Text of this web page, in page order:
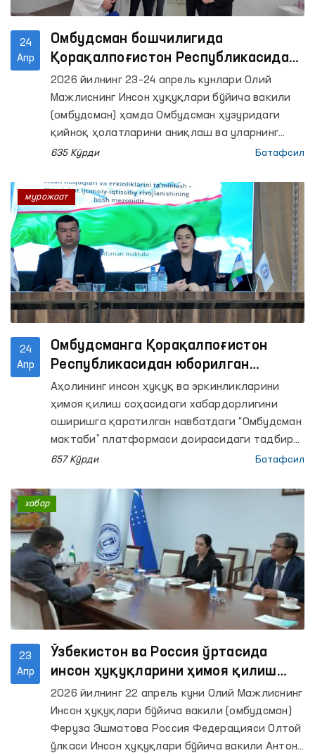
24
Апр
Омбудсман бошчилигида
Қорақалпоғистон Республикасидаги
қатор ёпиқ муассасаларга
мониторинг ташрифлари амалга
оширилди
2026 йилнинг 23–24 апрель кунлари Олий
Мажлиснинг Инсон ҳуқуқлари бўйича вакили
(омбудсман) ҳамда Омбудсман ҳузуридаги
қийноқ ҳолатларини аниқлаш ва уларнинг
олдини олиш бўйича жамоатчилик гуруҳлари
Республикасидаги қатор ҳаракатланиш
эркинлиги чекланган шахслар сақланадиган
ёпиқ муассасаларга мониторинг ташрифлари
амалга оширилди. Жараёнларда оммавий
ахборот воситалари вакиллари ҳам иштирок
этди.
635 Кўрди Батафсил
24
Апр
Омбудсманга Қорақалпоғистон
Республикасидан юборилган
мурожаатларда қандай масалалар
кўтарилган?
Аҳолининг инсон ҳуқуқ ва эркинликларини
ҳимоя қилиш соҳасидаги хабардорлигини
оширишга қаратилган навбатдаги “Омбудсман
мактаби” платформаси доирасидаги тадбир
Қорақалпоғистон Республикасида ташкил
657 Кўрди Батафсил
мурожаат
23
Апр
Ўзбекистон ва Россия ўртасида
инсон ҳуқуқларини ҳимоя қилиш
соҳасидаги ҳамкорлик масалалари
муҳокама қилинди
2026 йилнинг 22 апрель куни Олий Мажлиснинг
Инсон ҳуқуқлари бўйича вакили (омбудсман)
Феруза Эшматова Россия Федерацияси Олтой
ўлкаси Инсон ҳуқуқлари бўйича вакили Антон
хабар